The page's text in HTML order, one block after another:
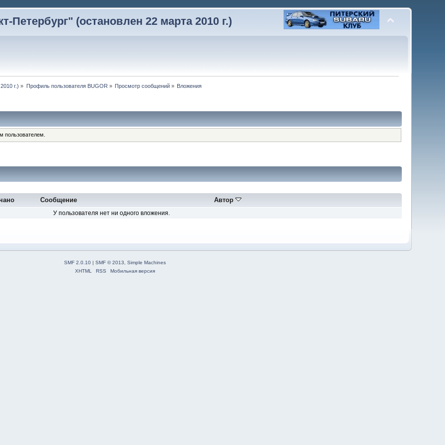
(остановлен 22 марта 2010 г.)
г.) » Профиль пользователя BUGOR » Просмотр сообщений » Вложения
пользователем.
Сообщение Автор
У пользователя нет ни одного вложения.
SMF 2.0.10 | SMF © 2013
Simple Machines
XHTML
RSS Мобильная версия